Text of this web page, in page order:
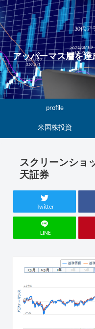
30代ア
アッパーマス層を
profile
米国株投資
スクリーンショ
天証券
Twitter
LINE